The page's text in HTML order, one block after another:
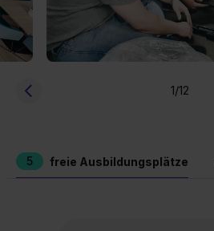
1/12
5 freie Ausbildungsplätze